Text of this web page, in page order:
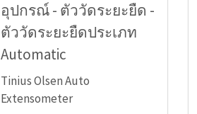
อุปกรณ์ - ตัววัดระยะยืด -
ตัววัดระยะยืดประเภท
Automatic
Tinius Olsen Auto
Extensometer